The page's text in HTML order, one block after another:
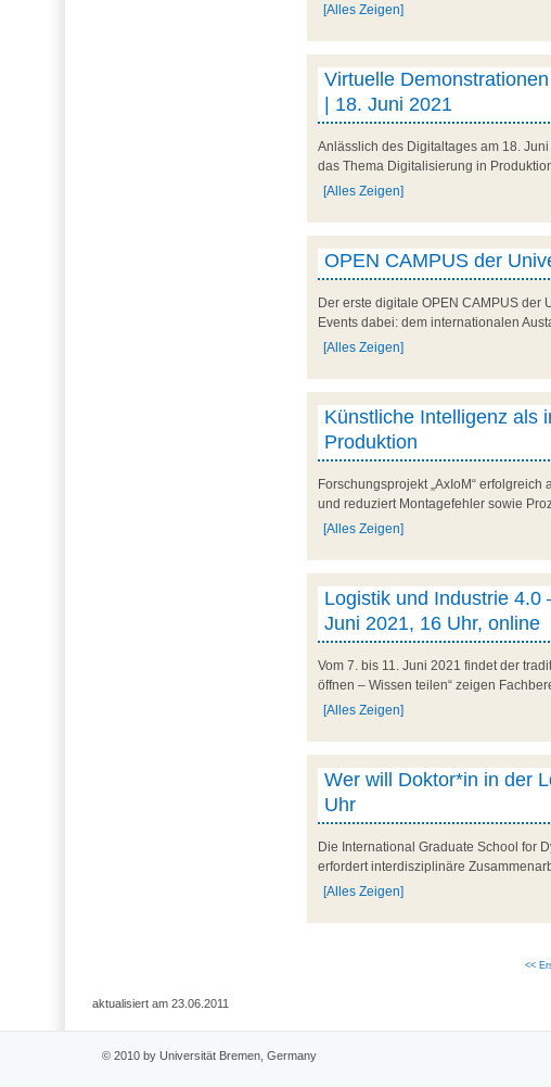
[Alles Zeigen]
Virtuelle
| 18. Juni 2021
Anlässlich des Digitaltages am 18.
das Thema Digitalisierung in
[Alles Zeigen]
OPEN CAMPUS der
Der erste digitale OPEN CAMPUS
Events dabei: dem internationalen
[Alles Zeigen]
Künstliche Intelligenz als
Produktion
Forschungsprojekt „AxIoM“
und reduziert Montagefehler sowie
[Alles Zeigen]
Logistik und Industrie 4.0
Juni 2021, 16 Uhr, online
Vom 7. bis 11. Juni 2021 findet der
öffnen – Wissen teilen“ zeigen
[Alles Zeigen]
Wer will Doktor*in in der
Uhr
Die International Graduate School for
erfordert interdisziplinäre
[Alles Zeigen]
<<
aktualisiert am 23.06.2011
© 2010 by Universität Bremen, Germany